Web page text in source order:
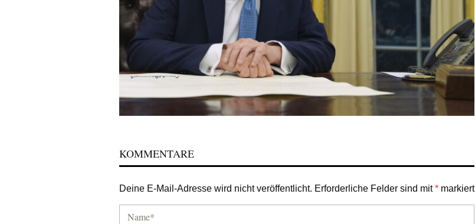
KOMMENTARE
Deine E-Mail-Adresse wird nicht veröffentlicht. Erforderliche Felder sind mit* markiert